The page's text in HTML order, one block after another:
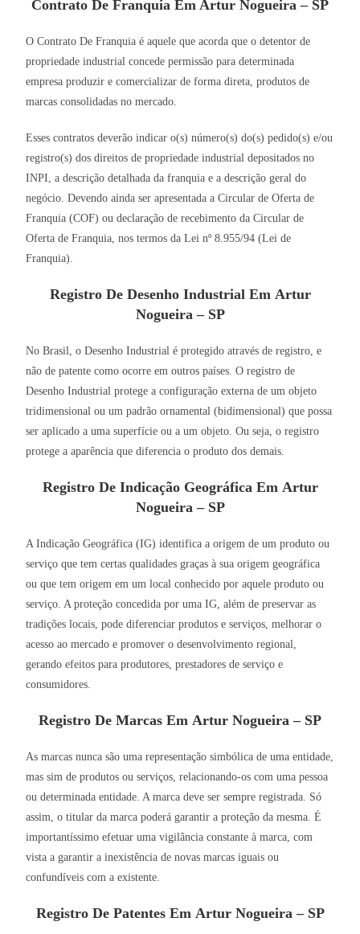
Contrato De Franquia Em Artur Nogueira – SP
O Contrato De Franquia é aquele que acorda que o detentor de
propriedade industrial concede permissão para determinada
empresa produzir e comercializar de forma direta, produtos de
marcas consolidadas no mercado.
Esses contratos deverão indicar o(s) número(s) do(s) pedido(s) e/ou
registro(s) dos direitos de propriedade industrial depositados no
INPI, a descrição detalhada da franquia e a descrição geral do
negócio. Devendo ainda ser apresentada a Circular de Oferta de
Franquia (COF) ou declaração de recebimento da Circular de
Oferta de Franquia, nos termos da Lei nº 8.955/94 (Lei de
Franquia).
Registro De Desenho Industrial Em Artur
Nogueira – SP
No Brasil, o Desenho Industrial é protegido através de registro, e
não de patente como ocorre em outros países. O registro de
Desenho Industrial protege a configuração externa de um objeto
tridimensional ou um padrão ornamental (bidimensional) que possa
ser aplicado a uma superfície ou a um objeto. Ou seja, o registro
protege a aparência que diferencia o produto dos demais.
Registro De Indicação Geográfica Em Artur
Nogueira – SP
A Indicação Geográfica (IG) identifica a origem de um produto ou
serviço que tem certas qualidades graças à sua origem geográfica
ou que tem origem em um local conhecido por aquele produto ou
serviço. A proteção concedida por uma IG, além de preservar as
tradições locais, pode diferenciar produtos e serviços, melhorar o
acesso ao mercado e promover o desenvolvimento regional,
gerando efeitos para produtores, prestadores de serviço e
consumidores.
Registro De Marcas Em Artur Nogueira – SP
As marcas nunca são uma representação simbólica de uma entidade,
mas sim de produtos ou serviços, relacionando-os com uma pessoa
ou determinada entidade. A marca deve ser sempre registrada. Só
assim, o titular da marca poderá garantir a proteção da mesma. É
importantíssimo efetuar uma vigilância constante à marca, com
vista a garantir a inexistência de novas marcas iguais ou
confundíveis com a existente.
Registro De Patentes Em Artur Nogueira – SP